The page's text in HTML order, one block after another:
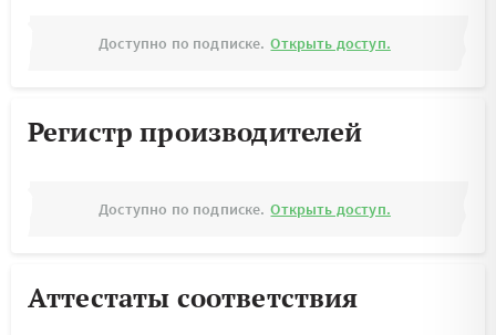
Доступно по подписке. Открыть доступ.
Регистр производителей
Доступно по подписке. Открыть доступ.
Аттестаты соответствия